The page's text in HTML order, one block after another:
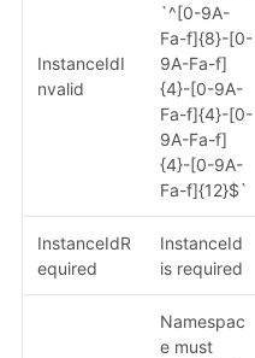
InstanceIdI
nvalid
`^[0-9A-
Fa-f]{8}-[0-
9A-Fa-f]
{4}-[0-9A-
Fa-f]{4}-[0-
9A-Fa-f]
{4}-[0-9A-
Fa-f]{12}$`
InstanceIdR
equired
InstanceId
is required
Namespac
e must